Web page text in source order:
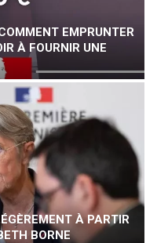
EMPRUNTER
À FOURNIR UNE
À PARTIR
BORNE